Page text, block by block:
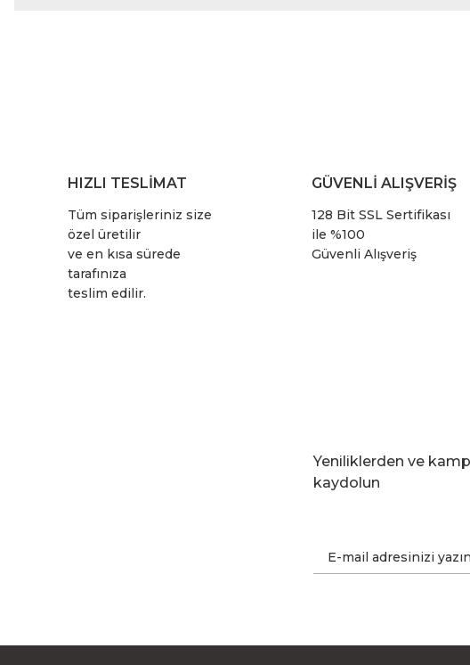
HIZLI TESLİMAT
Tüm siparişleriniz size
özel üretilir
ve en kısa sürede
tarafınıza
teslim edilir.
GÜVENLİ ALIŞVERİŞ
128 Bit SSL Sertifikası
ile %100
Güvenli Alışveriş
Yeniliklerden ve
kaydolun